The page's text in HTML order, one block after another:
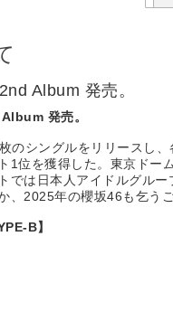
Album 発売。
発売。
のシングルをリリースし
1位を獲得した。東京ドー
では日本人アイドルグル
、2025年の櫻坂46も乞うご
B】